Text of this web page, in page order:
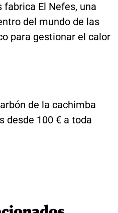
fabrica El Nefes, una
del mundo de las
para gestionar el calor
de la cachimba
desde 100 € a toda